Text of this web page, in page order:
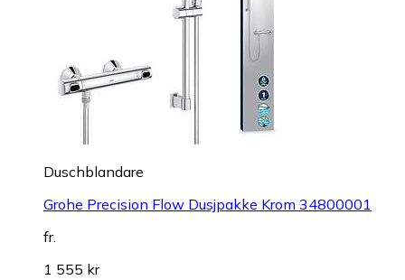
Duschblandare
Grohe Precision Flow Dusjpakke Krom 34800001
fr.
1 555 kr